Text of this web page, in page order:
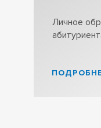
Личное